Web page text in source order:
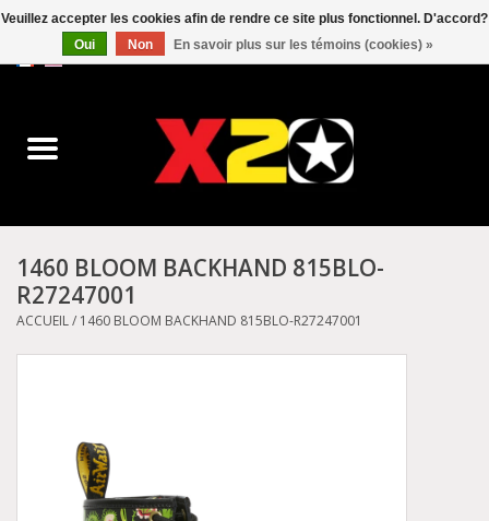
0 Articles - C$0.00
Converse
Kickers
Birkenstock
1460 BLOOM BACKHAND 815BLO-
R27247001
ACCUEIL/ 1460 BLOOM BACKHAND 815BLO-R27247001
Veuillez accepter les cookies afin de rendre ce site plus fonctionnel. D'accord?
Oui
Non En savoir plus sur les témoins (cookies) »